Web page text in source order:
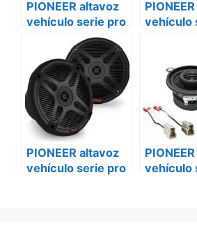
PIONEER altavoz
vehículo serie pro
ts-m800pro
Citroën
vehículo
Renault
PIONEER altavoz
vehículo serie pro
vehículo